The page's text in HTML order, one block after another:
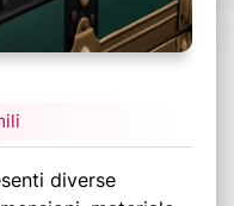
diverse